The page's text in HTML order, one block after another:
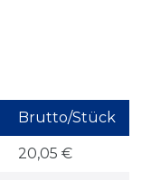
Brutto/Stück
20,05 €